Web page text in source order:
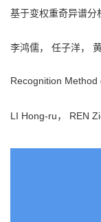
基于变权重奇异谱分
李鸿儒， 任子洋，
Recognition Method
LI Hong-ru， REN